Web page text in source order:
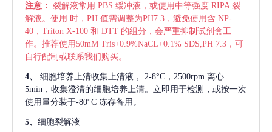
注意： 裂解液常用 PBS 缓冲液，或使用中等强度 RIPA 裂
解液。使用 时，PH 值需调整为PH7.3，避免使用含 NP-
40，Triton X-100 和 DTT 的组分，会严重抑制试剂盒工
作。推荐使用50mM Tris+0.9%NaCL+0.1% SDS,PH 7.3，可
自行配制或联系我们购买。
4、 细胞培养上清收集上清液，
2-8°C，2500rpm 离心
5min，收集澄清的细胞培养上清。立即用于检测，或按一次
使用量分装于-80°C 冻存备用。
5、 细胞裂解液